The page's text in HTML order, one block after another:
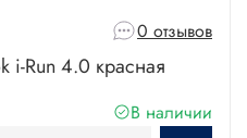
0 отзывов
i-Run 4.0 красная
В наличии